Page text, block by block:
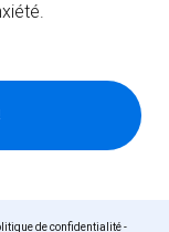
de confidentialité-